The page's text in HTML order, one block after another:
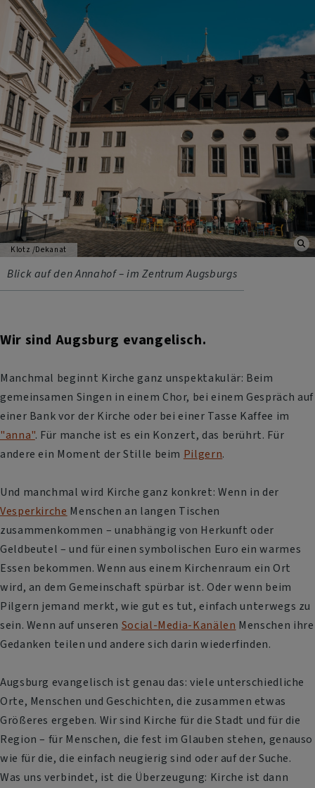
Klotz /Dekanat
Blick auf den Annahof – im Zentrum Augsburgs
Wir sind Augsburg evangelisch.
Manchmal beginnt Kirche ganz unspektakulär: Beim
gemeinsamen Singen in einem Chor, bei einem Gespräch auf
einer Bank vor der Kirche oder bei einer Tasse Kaffee im
"anna". Für manche ist es ein Konzert, das berührt. Für
andere ein Moment der Stille beim Pilgern.
Und manchmal wird Kirche ganz konkret: Wenn in der
Vesperkirche Menschen an langen Tischen
zusammenkommen – unabhängig von Herkunft oder
Geldbeutel – und für einen symbolischen Euro ein warmes
Essen bekommen. Wenn aus einem Kirchenraum ein Ort
wird, an dem Gemeinschaft spürbar ist. Oder wenn beim
Pilgern jemand merkt, wie gut es tut, einfach unterwegs zu
sein. Wenn auf unseren Social-Media-Kanälen Menschen ihre
Gedanken teilen und andere sich darin wiederfinden.
Augsburg evangelisch ist genau das: viele unterschiedliche
Orte, Menschen und Geschichten, die zusammen etwas
Größeres ergeben. Wir sind Kirche für die Stadt und für die
Region – für Menschen, die fest im Glauben stehen, genauso
wie für die, die einfach neugierig sind oder auf der Suche.
Was uns verbindet, ist die Überzeugung: Kirche ist dann